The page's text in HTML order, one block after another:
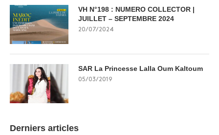
VH N°198 : NUMERO COLLECTOR |
JUILLET – SEPTEMBRE 2024
20/07/2024
SAR La Princesse Lalla Oum Kaltoum
05/03/2019
Derniers articles